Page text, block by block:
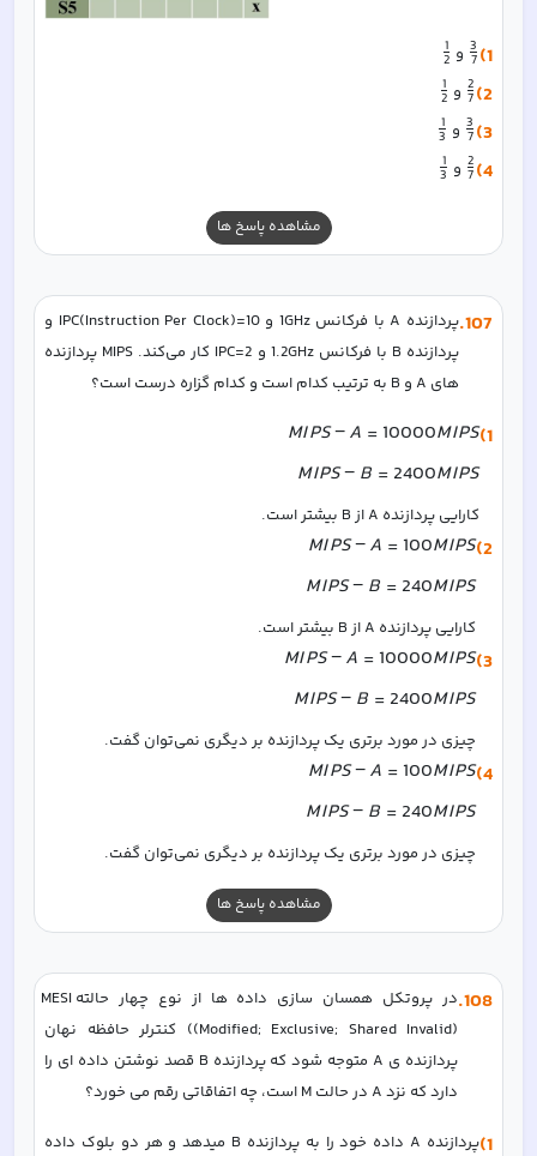
1)
7
3 و 2
1
2)
7
2 و 2
1
3)
7
3 و 3
1
4)
7
2 و 3
1
مشاهده پاسخ ها
107
.
های A و B به ترتیب کدام است و کدام گزاره درست است؟
1)
MIPS−A =10000MIPS
MIPS− B = 2400MIPS
کارایی پردازنده A از B بیشتر است.
2)
MIPS−A =100MIPS
MIPS− B = 240MIPS
کارایی پردازنده A از B بیشتر است.
3)
MIPS−A =10000MIPS
MIPS− B = 2400MIPS
چیزی در مورد برتری یک پردازنده بر دیگری نمی‌توان گفت.
4)
MIPS−A =100MIPS
MIPS− B = 240MIPS
چیزی در مورد برتری یک پردازنده بر دیگری نمی‌توان گفت.
مشاهده پاسخ ها
108
.
در پروتکل همسان سازی داده ها از نوع چهار حالتهMESI
دارد که نزد A در حالت M است، چه اتفاقاتی رقم می خورد؟
1)